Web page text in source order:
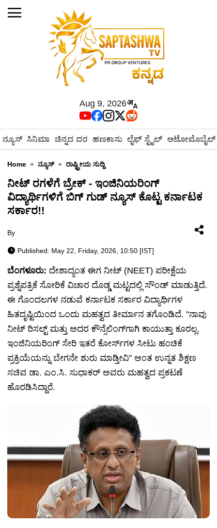
Aug 9, 2026
ನ್ಯೂಸ್ ಸಿನಿಮಾ ಚಿನ್ನದ ದರ ಹಣಕಾಸು ಲೈಫ್ ಸ್ಟೈಲ್ ಆಟೋಮೊಬೈಲ್
Home » ನ್ಯೂಸ್ » ರಾಷ್ಟ್ರೀಯ ಸುದ್ದಿ
ನೀಟ್ ರಗಳೆಗೆ ಬ್ರೇಕ್ - ಇಂಜಿನಿಯರಿಂಗ್
ವಿದ್ಯಾರ್ಥಿಗಳಿಗೆ ಬಿಗ್ ಗುಡ್ ನ್ಯೂಸ್ ಕೊಟ್ಟ ಕರ್ನಾಟಕ
ಸರ್ಕಾರ!!
By
Published: May 22, Friday, 2026, 10:50 [IST]
ಬೆಂಗಳೂರು: ದೇಶಾದ್ಯಂತ ಈಗ ನೀಟ್ (NEET) ಪರೀಕ್ಷೆಯ
ಪ್ರಶ್ನೆಪತ್ರಿಕೆ ಸೋರಿಕೆ ವಿಚಾರ ದೊಡ್ಡ ಮಟ್ಟದಲ್ಲಿ ಸೌಂಡ್ ಮಾಡುತ್ತಿದೆ.
ಈ ಗೊಂದಲಗಳ ನಡುವೆ ಕರ್ನಾಟಕ ಸರ್ಕಾರ ವಿದ್ಯಾರ್ಥಿಗಳ
ಹಿತದೃಷ್ಟಿಯಿಂದ ಒಂದು ಮಹತ್ವದ ತೀರ್ಮಾನ ತಗೊಂಡಿದೆ. "ನಾವು
ನೀಟ್ ರಿಸಲ್ಟ್ ಮತ್ತು ಅದರ ಕೌನ್ಸೆಲಿಂಗ್‌ಗಾಗಿ ಕಾಯುತ್ತಾ ಕೂರಲ್ಲ.
ಇಂಜಿನಿಯರಿಂಗ್ ಸೇರಿ ಇತರೆ ಕೋರ್ಸ್‌ಗಳ ಸೀಟು ಹಂಚಿಕೆ
ಪ್ರಕ್ರಿಯೆಯನ್ನು ಬೇಗನೇ ಶುರು ಮಾಡ್ತೀವಿ" ಅಂತ ಉನ್ನತ ಶಿಕ್ಷಣ
ಸಚಿವ ಡಾ. ಎಂ.ಸಿ. ಸುಧಾಕರ್ ಅವರು ಮಹತ್ವದ ಪ್ರಕಟಣೆ
ಹೊರಡಿಸಿದ್ದಾರೆ.